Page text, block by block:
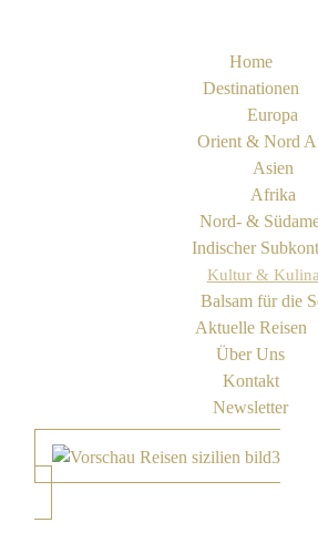
Home
Destinationen
Europa
Orient & Nord
Asien
Afrika
Nord- &
Indischer
Kultur &
Balsam für die
Aktuelle Reisen
Über Uns
Kontakt
Newsletter